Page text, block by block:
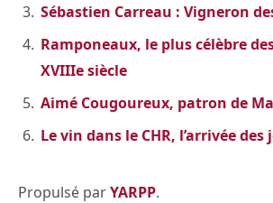
Sébastien Carreau : Vigneron
Ramponeaux, le plus célèbre
XVIIIe siècle
Aimé Cougoureux, patron de
Le vin dans le CHR, l’arrivée des
Propulsé parYARPP.